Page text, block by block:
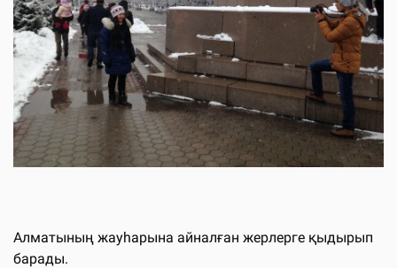
Алматының жауһарына айналған жерлерге қыдырып
барады.